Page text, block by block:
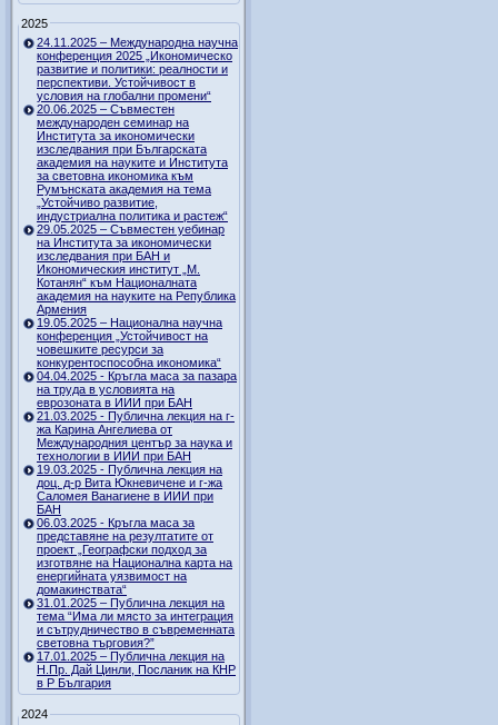
2025
24.11.2025 – Международна научна
конференция 2025 „Икономическо
развитие и политики: реалности и
перспективи. Устойчивост в
условия на глобални промени“
20.06.2025 – Съвместен
международен семинар на
Института за икономически
изследвания при Българската
академия на науките и Института
за световна икономика към
Румънската академия на тема
„Устойчиво развитие,
индустриална политика и растеж“
29.05.2025 – Съвместен уебинар
на Института за икономически
изследвания при БАН и
Икономическия институт „М.
Котанян“ към Националната
академия на науките на Република
Армения
19.05.2025 – Национална научна
конференция „Устойчивост на
човешките ресурси за
конкурентоспособна икономика“
04.04.2025 - Кръгла маса за пазара
на труда в условията на
еврозоната в ИИИ при БАН
21.03.2025 - Публична лекция на г-
жа Карина Ангелиева от
Международния център за наука и
технологии в ИИИ при БАН
19.03.2025 - Публична лекция на
доц. д-р Вита Юкневичене и г-жа
Саломея Ванагиене в ИИИ при
БАН
06.03.2025 - Кръгла маса за
представяне на резултатите от
проект „Географски подход за
изготвяне на Национална карта на
енергийната уязвимост на
домакинствата“
31.01.2025 – Публична лекция на
тема “Има ли място за интеграция
и сътрудничество в съвременната
световна търговия?”
17.01.2025 – Публична лекция на
Н.Пр. Дай Цинли, Посланик на КНР
в Р България
2024